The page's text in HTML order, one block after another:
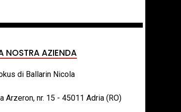
NOSTRA AZIENDA
di Ballarin Nicola
Arzeron, nr. 15 - 45011 Adria (RO)